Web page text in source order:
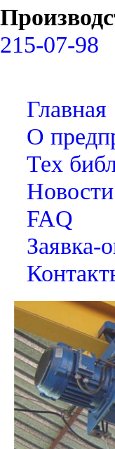
215-07-98
Главная
О
Тех
Новости
FAQ
Заявка-